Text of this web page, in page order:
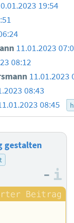
19:54
11.01.2023
08:12
11.01.2023
08:43
08:45
gestalten
–